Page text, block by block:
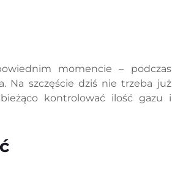
momencie – podczas
Na szczęście dziś nie trzeba już
kontrolować ilość gazu i